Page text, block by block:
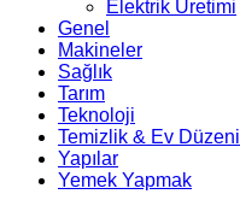
Elektrik Üretimi
Genel
Makineler
Sağlık
Tarım
Teknoloji
Temizlik & Ev Düzeni
Yapılar
Yemek Yapmak